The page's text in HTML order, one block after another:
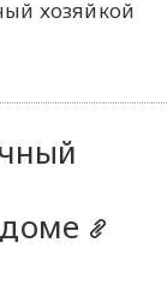
хозяйкой